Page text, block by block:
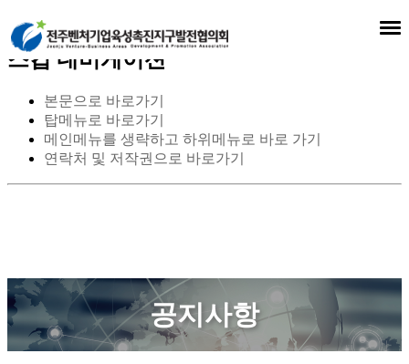
스킵 네비게이션
본문으로 바로가기
탑메뉴로 바로가기
메인메뉴를 생략하고 하위메뉴로 바로 가기
연락처 및 저작권으로 바로가기
공지사항